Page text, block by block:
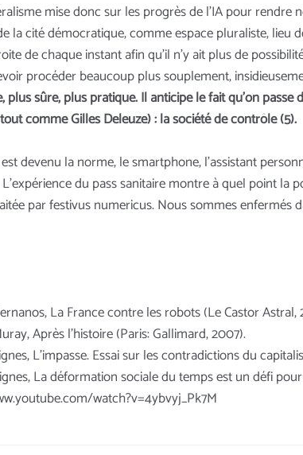
mise donc sur les progrès de l’IA pour rendre
la cité démocratique, comme espace pluraliste,
de chaque instant afin qu’il n’y ait plus de
procéder beaucoup plus souplement,
plus sûre, plus pratique. Il anticipe le fait qu’on
comme Gilles Deleuze) : la société de contrôle (5).
devenu la norme, le smartphone, l’assistant
du pass sanitaire montre à quel point
par festivus numericus. Nous sommes
La France contre les robots (Le Castor Astral,
Après l’histoire (Paris: Gallimard, 2007).
L’impasse. Essai sur les contradictions du
La déformation sociale du temps est un défi
watch?v=4ybvyj_Pk7M